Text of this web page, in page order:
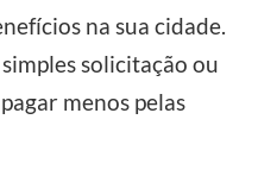
na sua cidade.
solicitação ou
menos pelas